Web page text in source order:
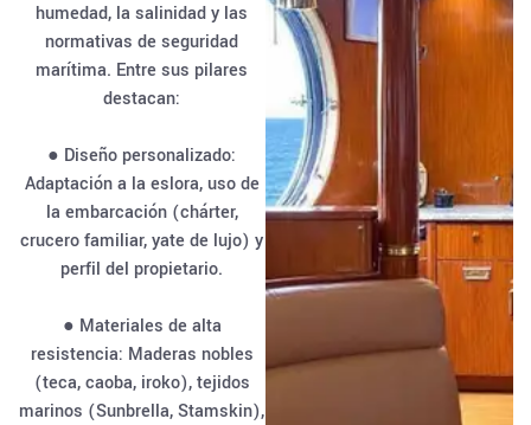
humedad, la salinidad y las
normativas de seguridad
marítima. Entre sus pilares
destacan:
● Diseño personalizado:
Adaptación a la eslora, uso de
la embarcación (chárter,
crucero familiar, yate de lujo) y
perfil del propietario.
● Materiales de alta
resistencia: Maderas nobles
(teca, caoba, iroko), tejidos
marinos (Sunbrella, Stamskin),